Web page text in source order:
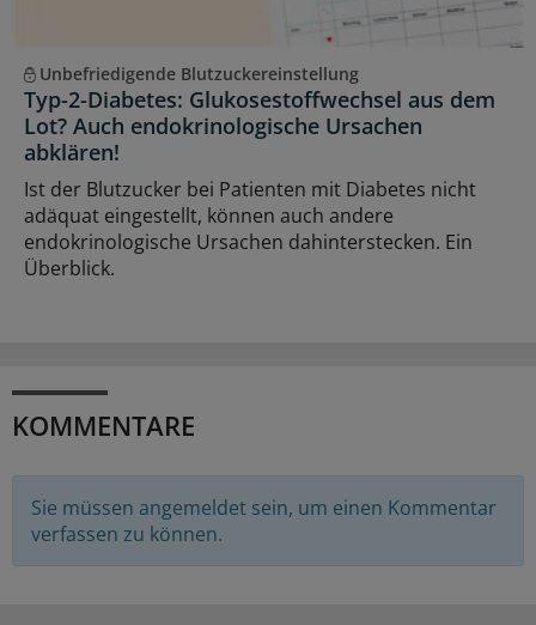
Unbefriedigende Blutzuckereinstellung
Typ-2-Diabetes: Glukosestoffwechsel aus dem
Lot? Auch endokrinologische Ursachen
abklären!
Ist der Blutzucker bei Patienten mit Diabetes nicht
adäquat eingestellt, können auch andere
endokrinologische Ursachen dahinterstecken. Ein
Überblick.
KOMMENTARE
Sie müssen angemeldet sein, um einen Kommentar
verfassen zu können.